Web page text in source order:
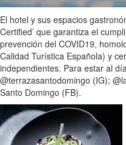
El hotel y sus espacios
Certified’ que garantiza el
prevención del COVID19,
Calidad Turística Española) y
independientes. Para estar al
@terrazasantodomingo (IG);
Santo Domingo (FB).